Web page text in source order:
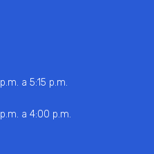
a 5:15 p.m.
a 4:00 p.m.